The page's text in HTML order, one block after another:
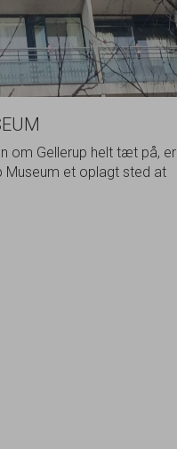
om Gellerup helt tæt på, er
Museum et oplagt sted at